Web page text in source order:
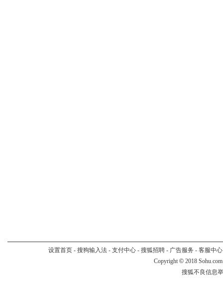
设置首页- 搜狗输入法- 支付中心- 搜狐招聘- 广告服务 - 客服中心
Copyright © 2018
搜狐不良信息